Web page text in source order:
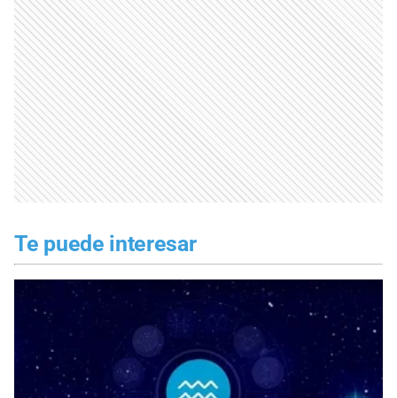
Te puede interesar